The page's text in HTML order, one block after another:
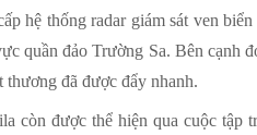
hệ thống radar giám sát ven
quần đảo Trường Sa. Bên cạnh
đã được đẩy nhanh.
còn được thể hiện qua cuộc tập